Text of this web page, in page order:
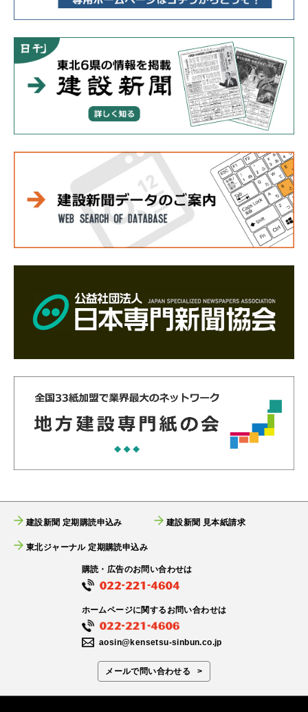
建設新聞 定期購読申込み 建設新聞 見本紙請求
東北ジャーナル 定期購読申込み
購読・広告のお問い合わせは
ホームページに関するお問い合わせは
aosin@kensetsu-sinbun.co.jp
メールで問い合わせる